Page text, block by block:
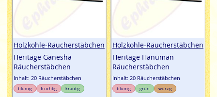
Holzkohle-Räucherstäbchen
Heritage Ganesha
Räucherstäbchen
Inhalt: 20 Räucherstäbchen
blumig fruchtig krautig
Holzkohle-Räucherstäbchen
Heritage Hanuman
Räucherstäbchen
Inhalt: 20 Räucherstäbchen
blumig grün würzig